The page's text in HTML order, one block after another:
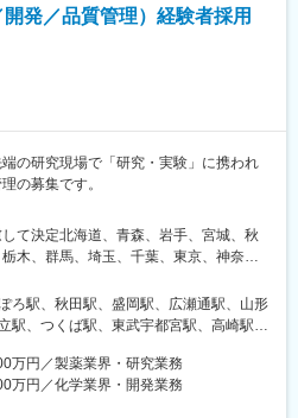
。
ルタイムで最新情報を共有するため、急
応可。
て長く就業出来るように、完全チーム制
了後に適用）
座学研修)ビジネスマナー、PC操作、薬
CRC業務に必要な知識やスキルなどを
。
の治験情報や振り返りを行い、スキル
ンコロジー領域（化学療法、免疫療法、
く、再生医療や医療機器、バイオ医薬
発／品質管理）経験者採用
の研究現場で「研究・実験」に携われ
の募集です。
て決定北海道、青森、岩手、宮城、秋
木、群馬、埼玉、千葉、東京、神奈
川、福井、山梨、岐阜、静岡、愛知、
兵庫、奈良、和歌山、岡山、広島、山
知、福岡、佐賀、長崎、熊本、大分、
就業先・エリア限定：下記エリア内の
を伴う場合あり・全国：全国の中でス
ろ駅、秋田駅、盛岡駅、広瀬通駅、山形
駅、つくば駅、東武宇都宮駅、高崎駅、
立川北駅、町田駅、川崎駅、みなとみ
春日山駅、甲府駅、沼津駅、静岡駅、
万円／製薬業界・研究業務
万円／化学業界・開発業務